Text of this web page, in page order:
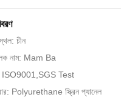
চীন
নাম: Mam Ba
ISO9001,SGS Test
Polyurethane স্ক্রিন প্যানেল